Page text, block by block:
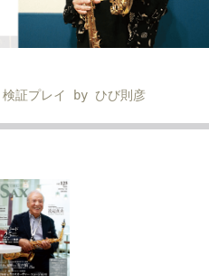
検証プレイ by ひび則彦